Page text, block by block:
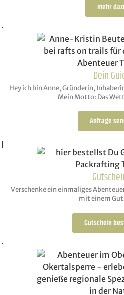
mehr
Dein
Hey ich bin Anne, Gründerin,
Mein Motto: Das
Anfrage
Verschenke ein einmaliges
mit einem
Gutschein